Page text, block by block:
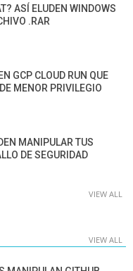
ASÍ ELUDEN WINDOWS
.RAR
GCP CLOUD RUN QUE
MENOR PRIVILEGIO
MANIPULAR TUS
DE SEGURIDAD
VIEW ALL
VIEW ALL